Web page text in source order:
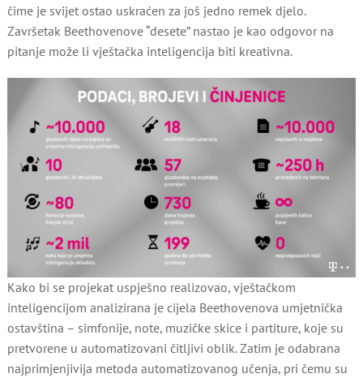
čime je svijet ostao uskraćen za još jedno remek djelo.
Završetak Beethovenove “desete” nastao je kao odgovor na
pitanje može li vještačka inteligencija biti kreativna.
Kako bi se projekat uspješno realizovao, vještačkom
inteligencijom analizirana je cijela Beethovenova umjetnička
ostavština – simfonije, note, muzičke skice i partiture, koje su
pretvorene u automatizovani čitljivi oblik. Zatim je odabrana
najprimjenjivija metoda automatizovanog učenja, pri čemu su